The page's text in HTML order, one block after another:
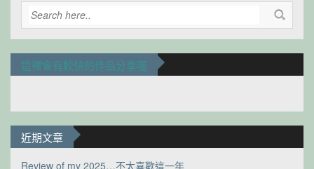
這裡會有較快的作品分享喔
近期文章
Review of my 2025…不太喜歡這一年